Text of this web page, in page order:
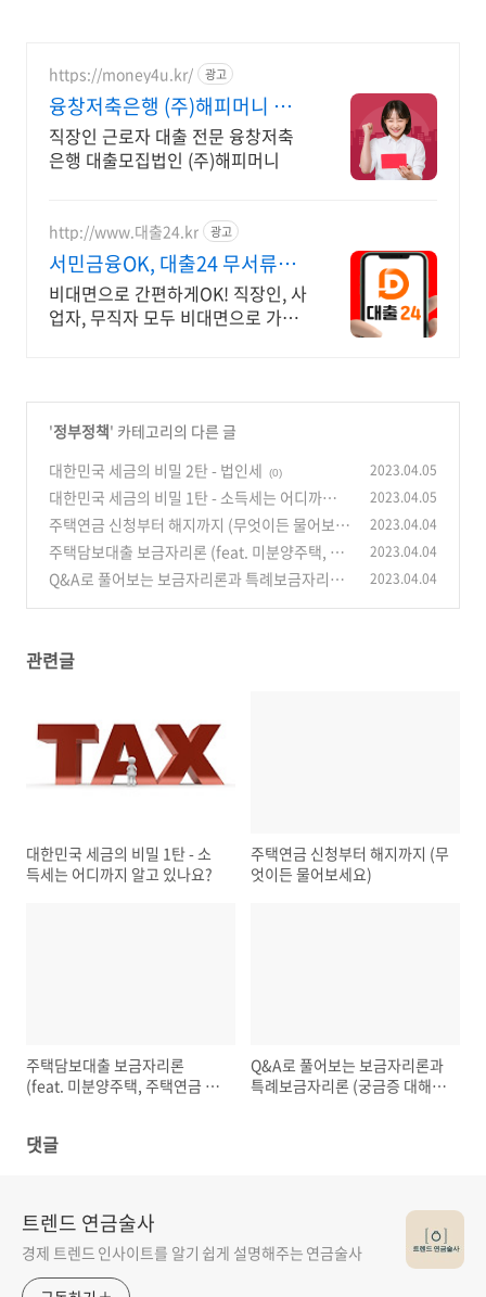
https://money4u.kr/ 광고
융창저축은행 (주)해피머니 최
대 8,000만원 까지!
직장인 근로자 대출 전문 융창저축
은행 대출모집법인 (주)해피머니
http://www.대출24.kr 광고
서민금융OK, 대출24 무서류
No신용 대출가능!
비대면으로 간편하게OK! 직장인, 사
업자, 무직자 모두 비대면으로 가능
'정부정책' 카테고리의 다른 글
대한민국 세금의 비밀 2탄 - 법인세
(0) 2023.04.05
대한민국 세금의 비밀 1탄 - 소득세는 어디까지
알고 있나요?
(0)
2023.04.05
주택연금 신청부터 해지까지 (무엇이든 물어보세
요)
(0)
2023.04.04
주택담보대출 보금자리론 (feat. 미분양주택, 주
택연금 사전예약, 유한책임)
(0)
2023.04.04
Q&A로 풀어보는 보금자리론과 특례보금자리론
2023.04.04
관련글
대한민국 세금의 비밀 1탄 - 소
득세는 어디까지 알고 있나요?
주택연금 신청부터 해지까지 (무
엇이든 물어보세요)
주택담보대출 보금자리론
(feat. 미분양주택, 주택연금 사
Q&A로 풀어보는 보금자리론과
특례보금자리론 (궁금증 대해
댓글
트렌드 연금술사
경제 트렌드 인사이트를 알기 쉽게 설명해주는 연금술사